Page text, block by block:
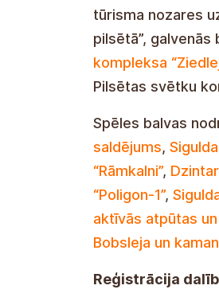
tūrisma nozares
pilsētā”,
kompleksa
Pilsētas svētku
Spēles balvas
saldējums,
“Rāmkalni”,
“Poligon-1”,
aktīvās atpūtas
Bobsleja un
Reģistrācija